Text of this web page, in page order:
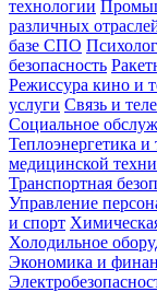
технологии
различных
базе СПО
безопасность
Режиссура кино и
услуги Связь и
Социальное
Теплоэнергетика и
медицинской
Транспортная
Управление
и спорт
Холодильное
Экономика и